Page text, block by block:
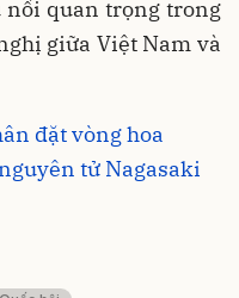
nối quan trọng trong
giữa Việt Nam và
đặt vòng hoa
tử Nagasaki